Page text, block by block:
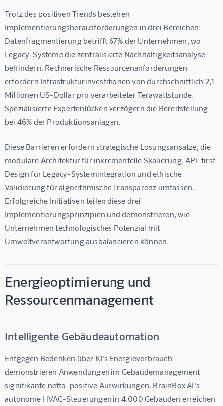
Trotz des positiven Trends bestehen
Implementierungsherausforderungen in drei Bereichen:
Datenfragmentierung betrifft 67% der Unternehmen, wo
Legacy-Systeme die zentralisierte Nachhaltigkeitsanalyse
behindern. Rechnerische Ressourcenanforderungen
erfordern Infrastrukturinvestitionen von durchschnittlich 2,1
Millionen US-Dollar pro verarbeiteter Terawattstunde.
Spezialisierte Expertenlücken verzögern die Bereitstellung
bei 46% der Produktionsanlagen.
Diese Barrieren erfordern strategische Lösungsansätze, die
modulare Architektur für inkrementelle Skalierung, API-first
Design für Legacy-Systemintegration und ethische
Validierung für algorithmische Transparenz umfassen.
Erfolgreiche Initiativen teilen diese drei
Implementierungsprinzipien und demonstrieren, wie
Unternehmen technologisches Potenzial mit
Umweltverantwortung ausbalancieren können.
Energieoptimierung und
Ressourcenmanagement
Intelligente Gebäudeautomation
Entgegen Bedenken über KI's Energieverbrauch
demonstrieren Anwendungen im Gebäudemanagement
signifikante netto-positive Auswirkungen. BrainBox AI's
autonome HVAC-Steuerungen in 4.000 Gebäuden erreichen